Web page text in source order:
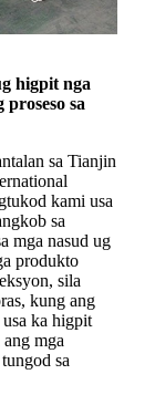
higpit nga
sa
sa Tianjin
kami usa
sa
mga nasud ug
produkto
sila
kung ang
ka higpit
mga
sa